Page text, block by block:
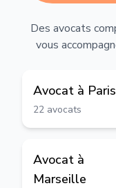
Des avocats
vous
Avocat à Paris
22 avocats
Avocat à
Marseille